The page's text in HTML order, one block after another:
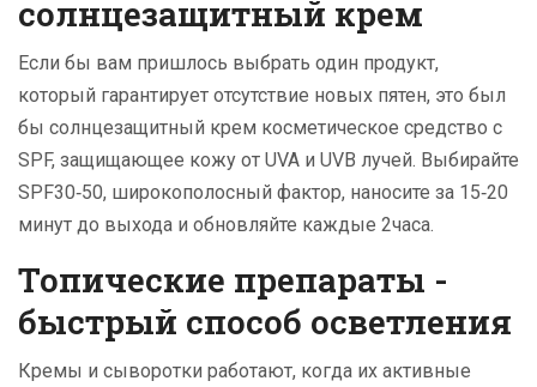
солнцезащитный крем
Если бы вам пришлось выбрать один продукт,
который гарантирует отсутствие новых пятен, это был
бы солнцезащитный крем косметическое средство с
SPF, защищающее кожу от UVA и UVB лучей. Выбирайте
SPF30‑50, широкополосный фактор, наносите за 15‑20
минут до выхода и обновляйте каждые 2часа.
Топические препараты -
быстрый способ осветления
Кремы и сыворотки работают, когда их активные